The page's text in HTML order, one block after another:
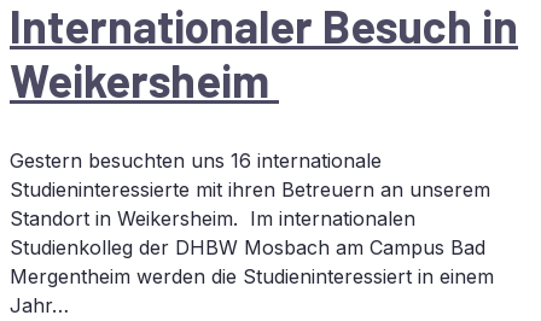
In­ter­na­tio­na­ler Be­such in
Weikersheim
Gestern besuchten uns 16 internationale
Studieninteressierte mit ihren Betreuern an unserem
Standort in Weikersheim. Im internationalen
Studienkolleg der DHBW Mosbach am Campus Bad
Mergentheim werden die Studieninteressiert in einem
Jahr…